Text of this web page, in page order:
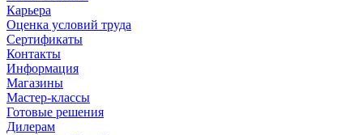
Карьера
Оценка условий труда
Сертификаты
Контакты
Информация
Магазины
Мастер-классы
Готовые решения
Дилерам